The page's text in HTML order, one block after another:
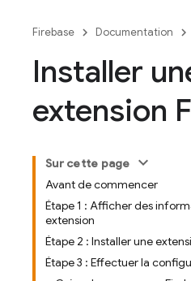
Firebase Documentation
Installer
extension
Sur cette page
Avant de commencer
Étape 1 : Afficher des
extension
Étape 2 : Installer une
Étape 3 : Effectuer la